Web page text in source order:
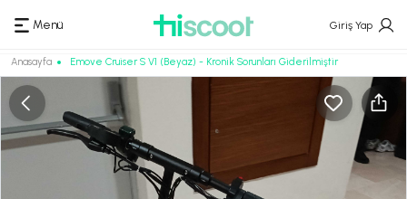
Menü Giriş Yap
Anasayfa Emove Cruiser S V1 (Beyaz) - Kronik Sorunları Giderilmiştir